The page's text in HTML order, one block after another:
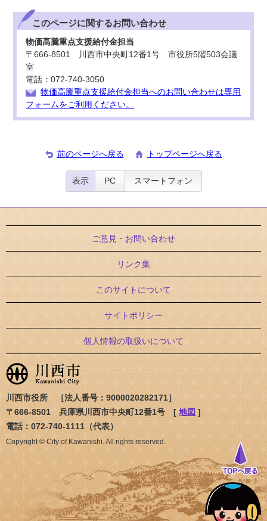
このページに関するお問い合わせ
物価高騰重点支援給付金担当
〒666-8501 川西市中央町12番1号 市役所5階503会議
室
電話：072-740-3050
物価高騰重点支援給付金担当へのお問い合わせは専用
フォームをご利用ください。
前のページへ戻る トップページへ戻る
表示 PC スマートフォン
ご意見・お問い合わせ
リンク集
このサイトについて
サイトポリシー
個人情報の取扱いについて
川西市役所 ［法人番号：9000020282171］
〒666-8501 兵庫県川西市中央町12番1号 [ 地図 ]
電話：072-740-1111（代表）
Copyright © City of Kawanishi. All rights reserved.